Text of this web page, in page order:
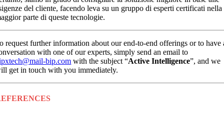
del cliente, facendo leva su un gruppo di esperti certificati nella
parte di queste tecnologie.
request further information about our end-to-end offerings or to have
with one of our experts, simply send an email to
bip.com with the subject “Active Intelligence”, and we
get in touch with you immediately.